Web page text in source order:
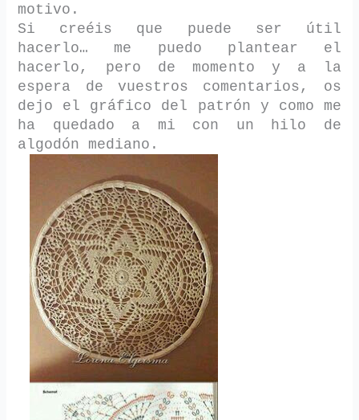
motivo.
Si creéis que puede ser útil
hacerlo… me puedo plantear el
hacerlo, pero de momento y a la
espera de vuestros comentarios, os
dejo el gráfico del patrón y como me
ha quedado a mi con un hilo de
algodón mediano.